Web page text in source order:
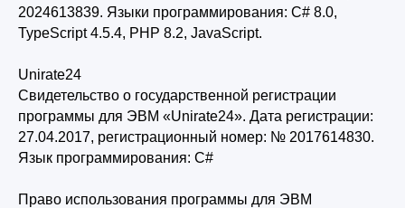
2024613839. Языки программирования: C# 8.0,
TypeScript 4.5.4, PHP 8.2, JavaScript.
Unirate24
Свидетельство о государственной регистрации
программы для ЭВМ «Unirate24». Дата регистрации:
27.04.2017, регистрационный номер: № 2017614830.
Язык программирования: С#
Право использования программы для ЭВМ